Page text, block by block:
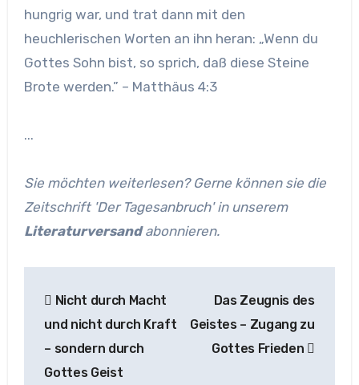
hungrig war, und trat dann mit den
heuchlerischen Worten an ihn heran: „Wenn du
Gottes Sohn bist, so sprich, daß diese Steine
Brote werden.” – Matthäus 4:3
...
Sie möchten weiterlesen? Gerne können sie die
Zeitschrift 'Der Tagesanbruch' in unserem
Literaturversandabonnieren.
Nicht durch Macht
und nicht durch Kraft
– sondern durch
Gottes Geist
Das Zeugnis des
Geistes – Zugang zu
Gottes Frieden